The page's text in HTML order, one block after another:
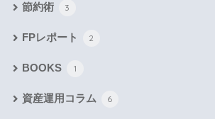
節約術 3
FPレポート 2
BOOKS 1
資産運用コラム 6